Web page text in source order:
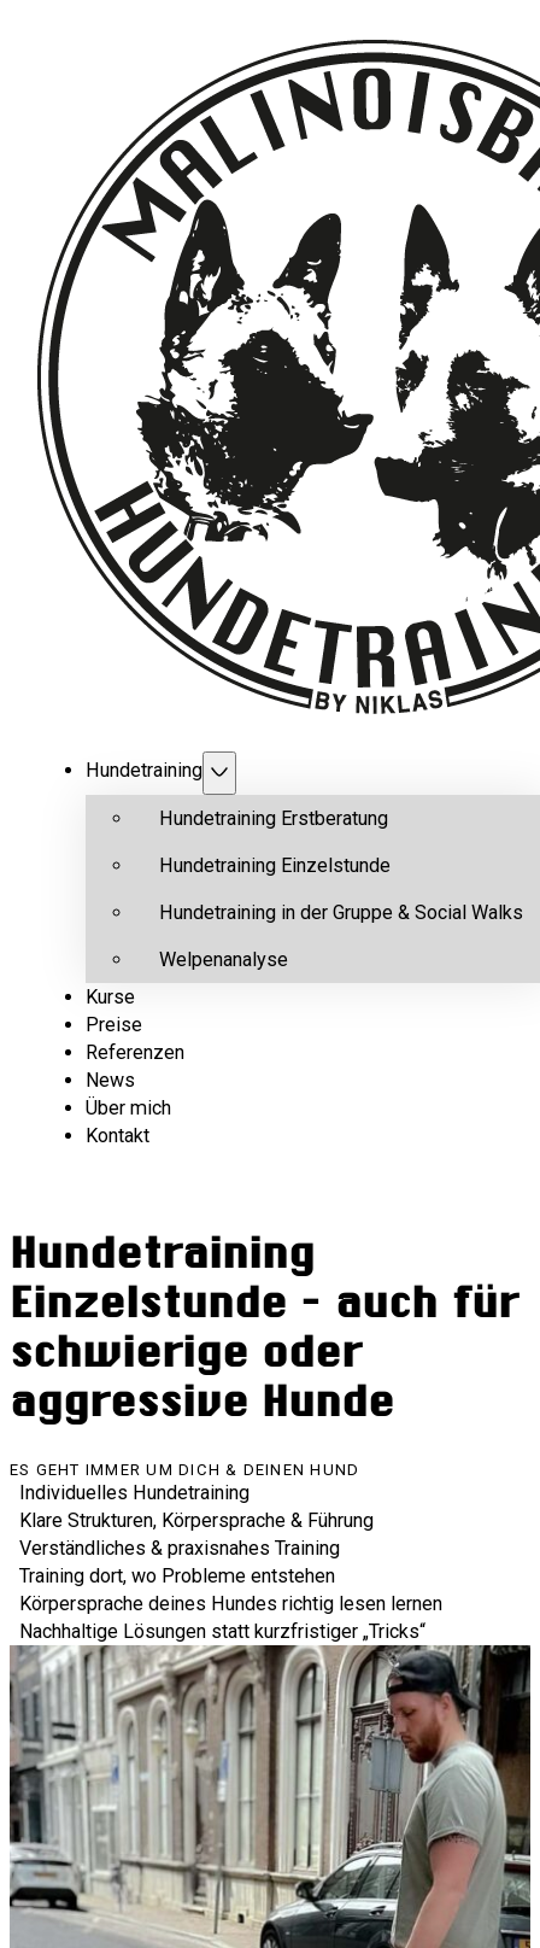
Hundetraining
Hundetraining Erstberatung
Hundetraining Einzelstunde
Hundetraining in der Gruppe & Social Walks
Welpenanalyse
Kurse
Preise
Referenzen
News
Über mich
Kontakt
Hundetraining
Einzelstunde – auch für
schwierige oder
aggressive Hunde
ES GEHT IMMER UM DICH & DEINEN HUND
Individuelles Hundetraining
Klare Strukturen, Körpersprache & Führung
Verständliches & praxisnahes Training
Training dort, wo Probleme entstehen
Körpersprache deines Hundes richtig lesen lernen
Nachhaltige Lösungen statt kurzfristiger „Tricks“